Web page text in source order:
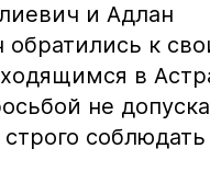
и Адлан
обратились к
в
не
соблюдать